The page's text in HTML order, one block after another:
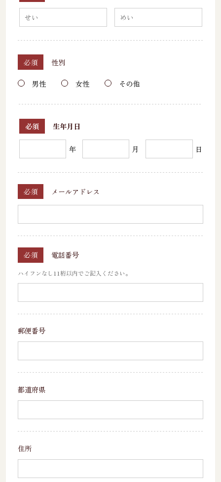
必須 性別
男性 女性 その他
必須 生年月日
年 月 日
必須 メールアドレス
必須 電話番号
ハイフンなし11桁以内でご記入ください。
郵便番号
都道府県
住所